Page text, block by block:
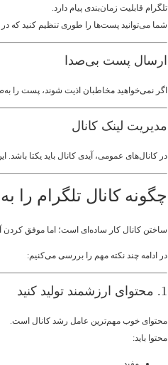
تلگرام قابلیت زمان‌بندی پیام دارد.
شما می‌توانید پست‌ها را طوری تنظیم کنید
ارسال پست بی‌صدا
اگر نمی‌خواهید مخاطبان اذیت شوند، پست را
مدیریت لینک کانال
در کانال‌های عمومی، آیدی کانال باید یکتا
چگونه کانال تلگرام را
ساختن کانال کار ساده‌ای است؛ اما موفق کردن آن
در ادامه چند نکته مهم را بررسی می‌کنیم:
1. محتوای ارزشمند تولید کنید
محتوای خوب مهم‌ترین عامل رشد کانال است.
محتوا باید: